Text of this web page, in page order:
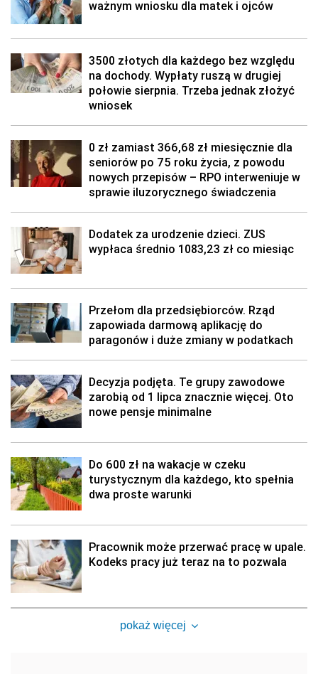
ważnym wniosku dla matek i ojców
3500 złotych dla każdego bez względu
na dochody. Wypłaty ruszą w drugiej
połowie sierpnia. Trzeba jednak złożyć
wniosek
0 zł zamiast 366,68 zł miesięcznie dla
seniorów po 75 roku życia, z powodu
nowych przepisów – RPO interweniuje w
sprawie iluzorycznego świadczenia
Dodatek za urodzenie dzieci. ZUS
wypłaca średnio 1083,23 zł co miesiąc
Przełom dla przedsiębiorców. Rząd
zapowiada darmową aplikację do
paragonów i duże zmiany w podatkach
Decyzja podjęta. Te grupy zawodowe
zarobią od 1 lipca znacznie więcej. Oto
nowe pensje minimalne
Do 600 zł na wakacje w czeku
turystycznym dla każdego, kto spełnia
dwa proste warunki
Pracownik może przerwać pracę w upale.
Kodeks pracy już teraz na to pozwala
pokaż więcej